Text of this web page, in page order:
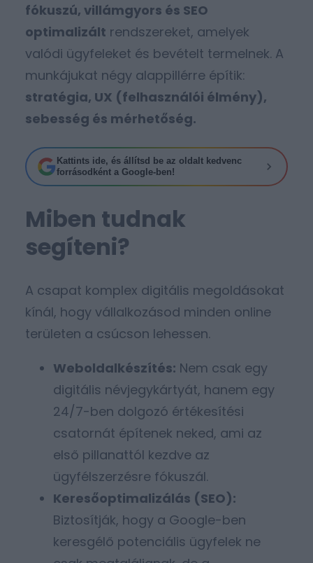
fókuszú, villámgyors és SEO
optimalizált rendszereket, amelyek
valódi ügyfeleket és bevételt termelnek. A
munkájukat négy alappillérre építik:
stratégia, UX (felhasználói élmény),
sebesség és mérhetőség.
Kattints ide, és állítsd be az oldalt kedvenc
forrásodként a Google-ben!
Miben tudnak
segíteni?
A csapat komplex digitális megoldásokat
kínál, hogy vállalkozásod minden online
területen a csúcson lehessen.
Weboldalkészítés: Nem csak egy
digitális névjegykártyát, hanem egy
24/7-ben dolgozó értékesítési
csatornát építenek neked, ami az
első pillanattól kezdve az
ügyfélszerzésre fókuszál.
Keresőoptimalizálás (SEO):
Biztosítják, hogy a Google-ben
keresgélő potenciális ügyfelek ne